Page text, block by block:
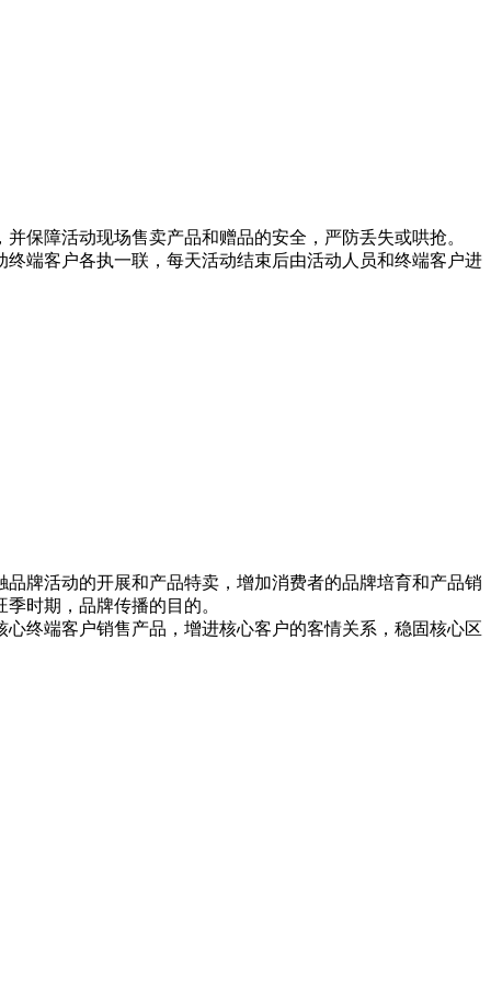
障活动现场售卖产品和赠品的安全，严防丢失或哄抢。
端客户各执一联，每天活动结束后由活动人员和终端客户进
牌活动的开展和产品特卖，增加消费者的品牌培育和产品销
时期，品牌传播的目的。
终端客户销售产品，增进核心客户的客情关系，稳固核心区